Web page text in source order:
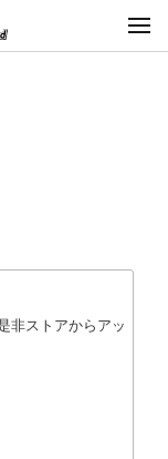
非ストアからアッ